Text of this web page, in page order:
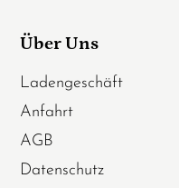
Über Uns
Ladengeschäft
Anfahrt
AGB
Datenschutz